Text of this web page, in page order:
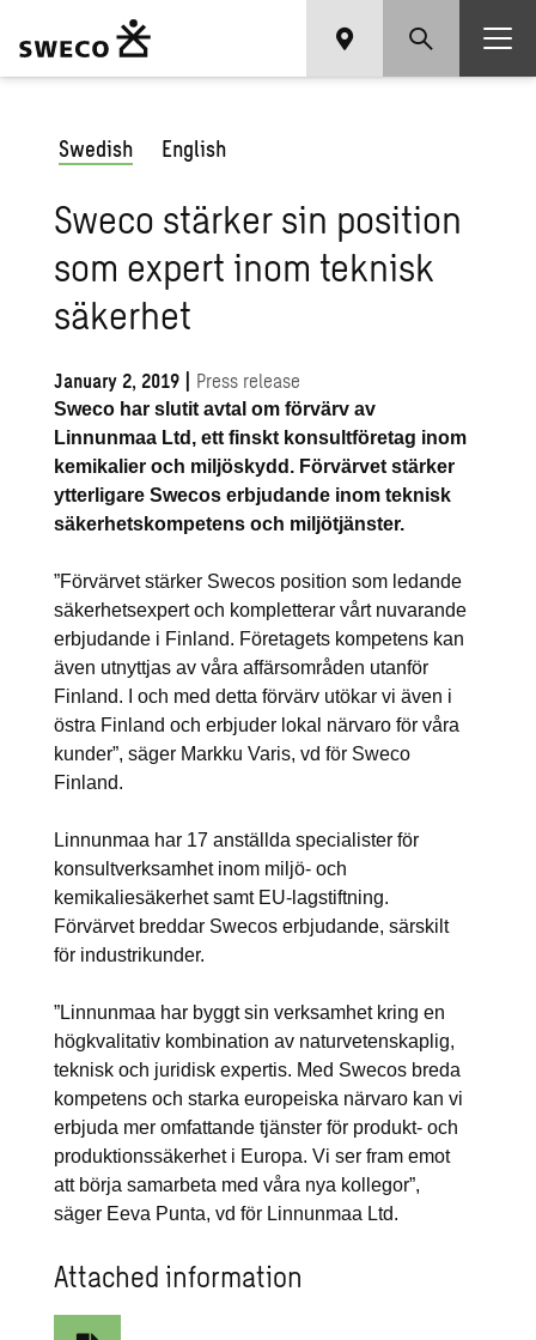
Swedish English
Sweco stärker sin position
som expert inom teknisk
säkerhet
January 2, 2019 | Press release
Sweco har slutit avtal om förvärv av
Linnunmaa Ltd, ett finskt konsultföretag inom
kemikalier och miljöskydd. Förvärvet stärker
ytterligare Swecos erbjudande inom teknisk
säkerhetskompetens och miljötjänster.
”Förvärvet stärker Swecos position som ledande
säkerhetsexpert och kompletterar vårt nuvarande
erbjudande i Finland. Företagets kompetens kan
även utnyttjas av våra affärsområden utanför
Finland. I och med detta förvärv utökar vi även i
östra Finland och erbjuder lokal närvaro för våra
kunder”, säger Markku Varis, vd för Sweco
Finland.
Linnunmaa har 17 anställda specialister för
konsultverksamhet inom miljö- och
kemikaliesäkerhet samt EU-lagstiftning.
Förvärvet breddar Swecos erbjudande, särskilt
för industrikunder.
”Linnunmaa har byggt sin verksamhet kring en
högkvalitativ kombination av naturvetenskaplig,
teknisk och juridisk expertis. Med Swecos breda
kompetens och starka europeiska närvaro kan vi
erbjuda mer omfattande tjänster för produkt- och
produktionssäkerhet i Europa. Vi ser fram emot
att börja samarbeta med våra nya kollegor”,
säger Eeva Punta, vd för Linnunmaa Ltd.
Attached information